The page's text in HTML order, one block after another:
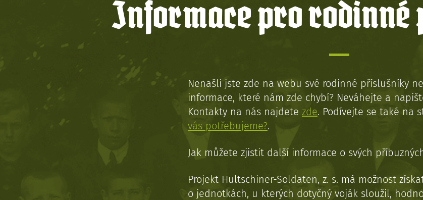
Informace pro
Nenašli jste zde na webu své rodinné příslušníky
informace, které nám zde chybí? Neváhejte a
Kontakty na nás najdete zde. Podívejte se také na
vás potřebujeme?.
Jak můžete zjistit další informace o svých
Projekt Hultschiner-Soldaten, z. s. má možnost
o jednotkách, u kterých dotyčný voják sloužil,